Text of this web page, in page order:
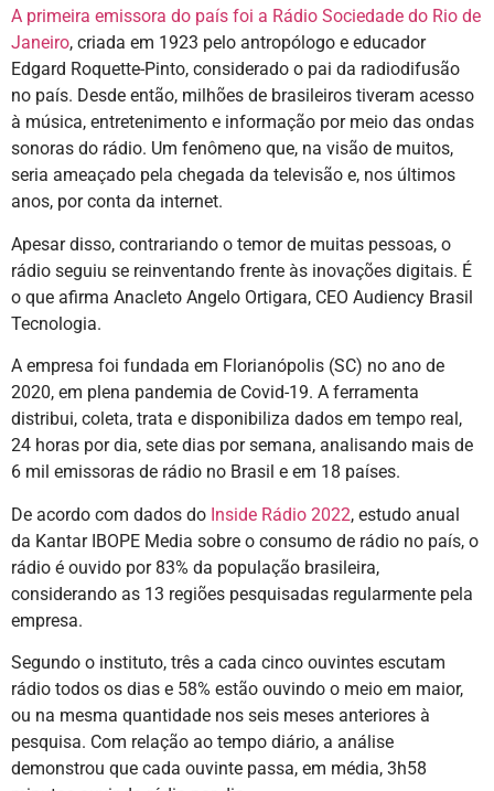
A primeira emissora do país foi a Rádio Sociedade do Rio de
Janeiro, criada em 1923 pelo antropólogo e educador
Edgard Roquette-Pinto, considerado o pai da radiodifusão
no país. Desde então, milhões de brasileiros tiveram acesso
à música, entretenimento e informação por meio das ondas
sonoras do rádio. Um fenômeno que, na visão de muitos,
seria ameaçado pela chegada da televisão e, nos últimos
anos, por conta da internet.
Apesar disso, contrariando o temor de muitas pessoas, o
rádio seguiu se reinventando frente às inovações digitais. É
o que afirma Anacleto Angelo Ortigara, CEO Audiency Brasil
Tecnologia.
A empresa foi fundada em Florianópolis (SC) no ano de
2020, em plena pandemia de Covid-19. A ferramenta
distribui, coleta, trata e disponibiliza dados em tempo real,
24 horas por dia, sete dias por semana, analisando mais de
6 mil emissoras de rádio no Brasil e em 18 países.
De acordo com dados do Inside Rádio 2022, estudo anual
da Kantar IBOPE Media sobre o consumo de rádio no país, o
rádio é ouvido por 83% da população brasileira,
considerando as 13 regiões pesquisadas regularmente pela
empresa.
Segundo o instituto, três a cada cinco ouvintes escutam
rádio todos os dias e 58% estão ouvindo o meio em maior,
ou na mesma quantidade nos seis meses anteriores à
pesquisa. Com relação ao tempo diário, a análise
demonstrou que cada ouvinte passa, em média, 3h58